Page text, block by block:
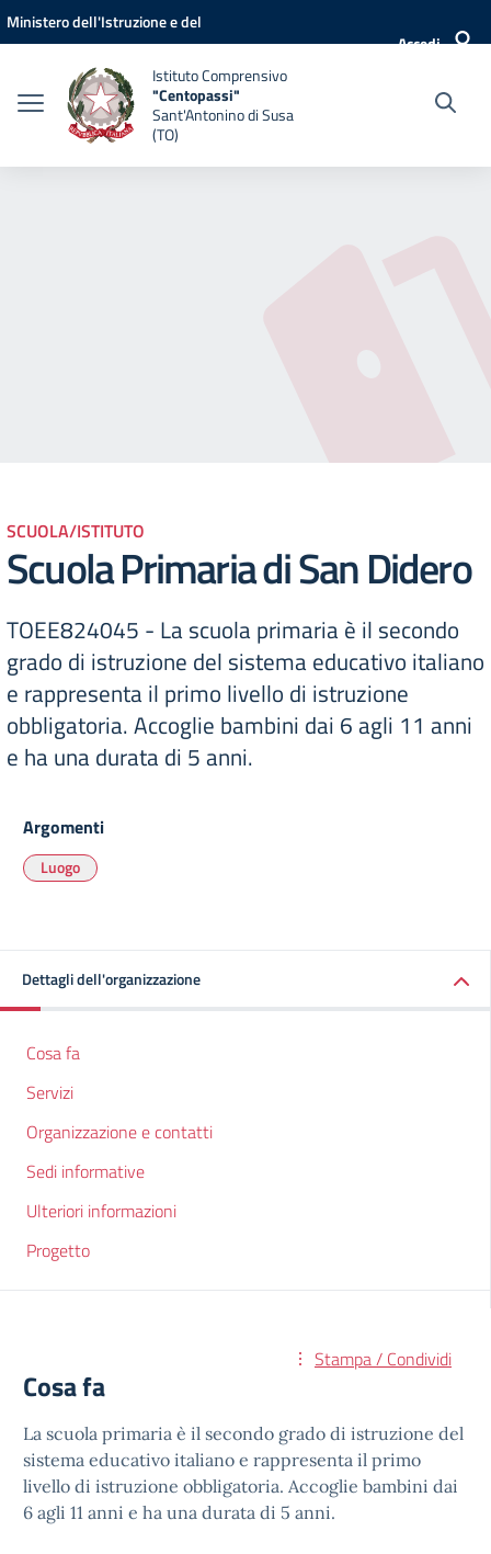
Vai ai contenuti
Vai al menu di navigazione
Vai al footer
Ministero dell'Istruzione e del
Accedi
Istituto Comprensivo
"Centopassi"
Sant'Antonino di Susa
(TO)
SCUOLA/ISTITUTO
Scuola Primaria di San Didero
TOEE824045 - La scuola primaria è il secondo
grado di istruzione del sistema educativo italiano
e rappresenta il primo livello di istruzione
obbligatoria. Accoglie bambini dai 6 agli 11 anni
e ha una durata di 5 anni.
Argomenti
Luogo
Dettagli dell'organizzazione
Cosa fa
Servizi
Organizzazione e contatti
Sedi informative
Ulteriori informazioni
Progetto
Stampa / Condividi
Cosa fa
La scuola primaria è il secondo grado di istruzione del
sistema educativo italiano e rappresenta il primo
livello di istruzione obbligatoria. Accoglie bambini dai
6 agli 11 anni e ha una durata di 5 anni.